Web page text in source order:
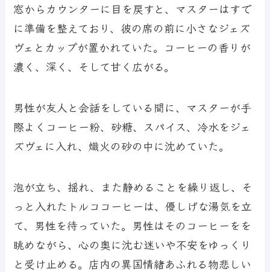
窓からカウンターに目を戻すと、マスターはすで
に準備を整えており、彼の席の前に小さなジェズ
ヴェとカップが置かれていた。コーヒーの香りが
濃く、深く、そして甘く広がる。
男性が友人と会話をしている間に、マスターが手
際よくコーヒー粉、砂糖、スパイス、冷水をジェ
ズヴェに入れ、熾火の砂の中に沈めていた。
泡が立ち、揺れ、また静めることを繰り返し、そ
っと入れたトルココーヒーは、優しげな湯気を立
て、男性を待っていた。男性はそのコーヒーをを
眺めながら、心の奥に沈む迷いや不安をゆっくり
と受け止める。店内の異国情緒あふれる物悲しい